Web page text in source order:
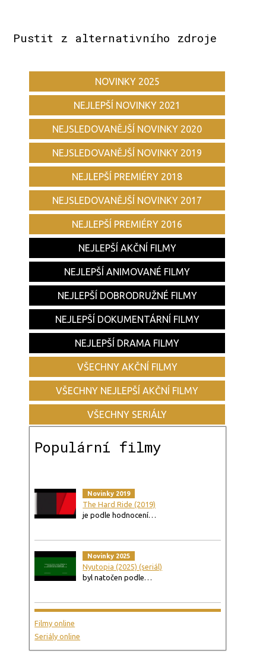
Pustit z alternativního zdroje
NOVINKY 2025
NEJLEPŠÍ NOVINKY 2021
NEJSLEDOVANĚJŠÍ NOVINKY 2020
NEJSLEDOVANĚJŠÍ NOVINKY 2019
NEJLEPŠÍ PREMIÉRY 2018
NEJSLEDOVANĚJŠÍ NOVINKY 2017
NEJLEPŠÍ PREMIÉRY 2016
NEJLEPŠÍ AKČNÍ FILMY
NEJLEPŠÍ ANIMOVANÉ FILMY
NEJLEPŠÍ DOBRODRUŽNÉ FILMY
NEJLEPŠÍ DOKUMENTÁRNÍ FILMY
NEJLEPŠÍ DRAMA FILMY
VŠECHNY AKČNÍ FILMY
VŠECHNY NEJLEPŠÍ AKČNÍ FILMY
VŠECHNY SERIÁLY
Populární filmy
Novinky 2019
The Hard Ride (2019)
je podle hodnocení…
Novinky 2025
Nyutopia (2025) (seriál)
byl natočen podle…
Filmy online
Seriály online